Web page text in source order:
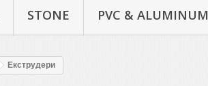
STONE PVC & ALUMINUM
Екструдери